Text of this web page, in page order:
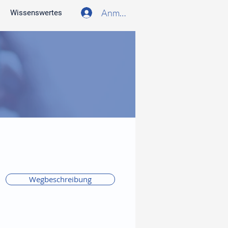
Wissenswertes Anmelden
Wegbeschreibung